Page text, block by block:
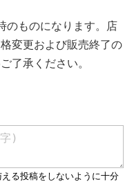
のものになります。店
変更および販売終了の
了承ください。